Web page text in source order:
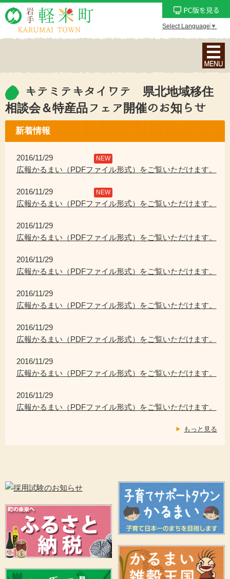
Select Language ▼
ナ
ビ
ー
シ
ョ
ン
メ
表
キテミテキタイワテ 県北地域移住
相談会＆特産品フェア開催のお知らせ
新着情報
2016/11/29 NEW
広報かるまい（PDFファイル形式）をご覧いただけます。
2016/11/29 NEW
広報かるまい（PDFファイル形式）をご覧いただけます。
2016/11/29
広報かるまい（PDFファイル形式）をご覧いただけます。
2016/11/29
広報かるまい（PDFファイル形式）をご覧いただけます。
2016/11/29
広報かるまい（PDFファイル形式）をご覧いただけます。
2016/11/29
広報かるまい（PDFファイル形式）をご覧いただけます。
2016/11/29
広報かるまい（PDFファイル形式）をご覧いただけます。
2016/11/29
広報かるまい（PDFファイル形式）をご覧いただけます。
もっと見る